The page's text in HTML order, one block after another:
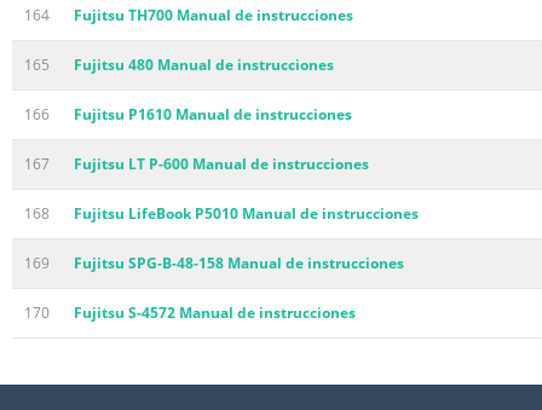
164 Fujitsu TH700 Manual de instrucciones
165 Fujitsu 480 Manual de instrucciones
166 Fujitsu P1610 Manual de instrucciones
167 Fujitsu LT P-600 Manual de instrucciones
168 Fujitsu LifeBook P5010 Manual de instrucciones
169 Fujitsu SPG-B-48-158 Manual de instrucciones
170 Fujitsu S-4572 Manual de instrucciones